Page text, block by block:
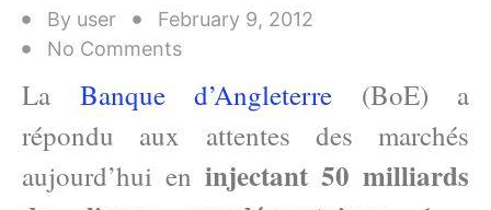
By user
February 9, 2012
No Comments
La Banque d’Angleterre (BoE) a
répondu aux attentes des marchés
aujourd’hui en injectant 50 milliards